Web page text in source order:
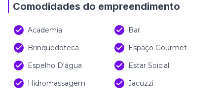
Comodidades do empreendimento
Academia
Bar
Brinquedoteca
Espaço Gourmet
Espelho D'água
Estar Soicial
Hidromassagem
Jacuzzi